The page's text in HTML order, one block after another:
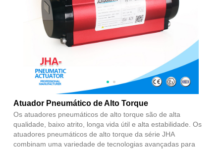
Atuador Pneumático de Alto Torque
Os atuadores pneumáticos de alto torque são de alta
qualidade, baixo atrito, longa vida útil e alta estabilidade. Os
atuadores pneumáticos de alto torque da série JHA
combinam uma variedade de tecnologias avançadas para